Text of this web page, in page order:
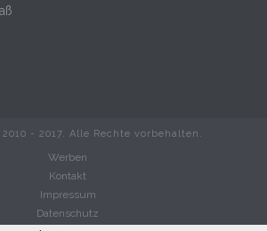
- 2017. Alle Rechte vorbehalten.
Werben
Kontakt
Impressum
Datenschutz